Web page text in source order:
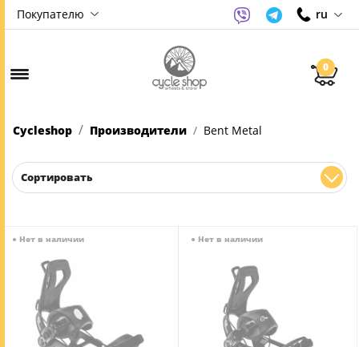
Покупателю ru
0
Cycleshop Производители Bent Metal
Сортировать
● Нет в наличии ● Нет в наличии